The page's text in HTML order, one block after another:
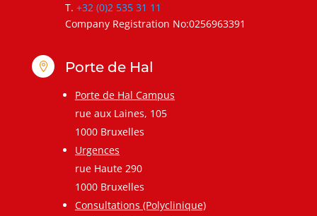
T. +32 (0)2 535 31 11
Company Registration No:0256963391
 Porte de Hal
Porte de Hal Campus
rue aux Laines, 105
1000 Bruxelles
Urgences
rue Haute 290
1000 Bruxelles
Consultations (Polyclinique)